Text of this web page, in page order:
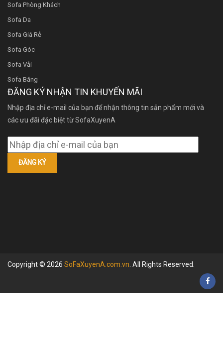
Sofa Phòng Khách
Sofa Da
Sofa Giá Rẻ
Sofa Góc
Sofa Vải
Sofa Băng
ĐĂNG KÝ NHẬN TIN KHUYẾN MÃI
Nhập địa chỉ e-mail của bạn để nhận thông tin sản phẩm mới và
các ưu đãi đặc biệt từ SofaXuyenA
Copyright © 2026 SoFaXuyenA.com.vn . All Rights Reserved.